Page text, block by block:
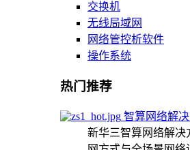
交换机
无线局域网
网络管控析软件
操作系统
热门推荐
智算网络解
新华三智算网络解决